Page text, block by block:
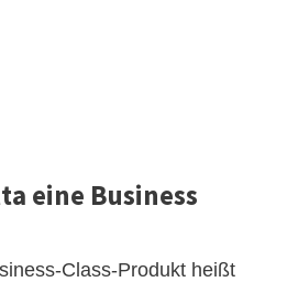
eine Business
Class-Produkt heißt